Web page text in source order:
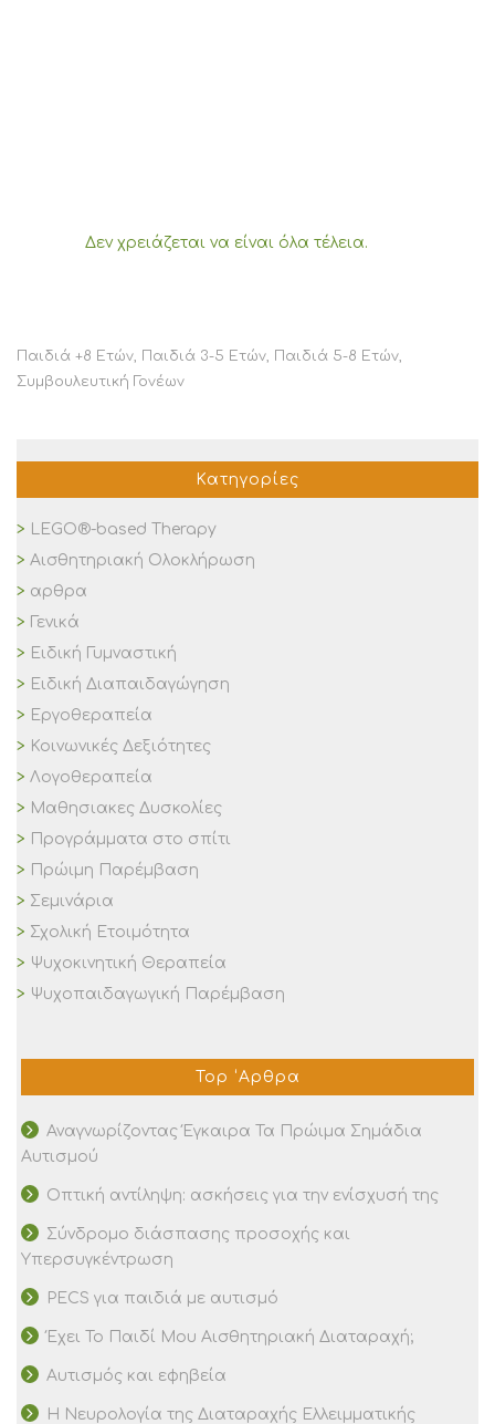
Δεν χρειάζεται να είναι όλα τέλεια.
Παιδιά +8 Ετών, Παιδιά 3-5 Ετών, Παιδιά 5-8 Ετών,
Συμβουλευτική Γονέων
Κατηγορίες
LEGO®-based Therapy
Αισθητηριακή Ολοκλήρωση
αρθρα
Γενικά
Ειδική Γυμναστική
Ειδική Διαπαιδαγώγηση
Εργοθεραπεία
Κοινωνικές Δεξιότητες
Λογοθεραπεία
Μαθησιακες Δυσκολίες
Προγράμματα στο σπίτι
Πρώιμη Παρέμβαση
Σεμινάρια
Σχολική Ετοιμότητα
Ψυχοκινητική Θεραπεία
Ψυχοπαιδαγωγική Παρέμβαση
Top ‘Αρθρα
Αναγνωρίζοντας Έγκαιρα Τα Πρώιμα Σημάδια
Αυτισμού
Οπτική αντίληψη: ασκήσεις για την ενίσχυσή της
Σύνδρομο διάσπασης προσοχής και
Υπερσυγκέντρωση
PECS για παιδιά με αυτισμό
Έχει Το Παιδί Μου Αισθητηριακή Διαταραχή;
Αυτισμός και εφηβεία
Η Νευρολογία της Διαταραχής Ελλειμματικής